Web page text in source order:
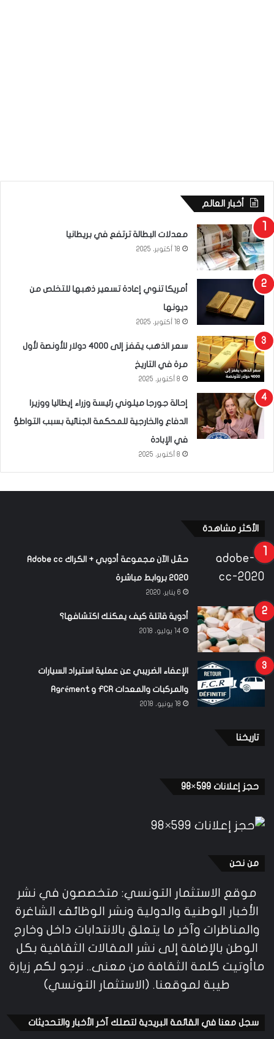
أخبار العالم
معدلات البطالة ترتفع في بريطانيا
18 أكتوبر، 2025
أمريكا تنوي إعادة تسعير ذهبها للتخلص من
ديونها
18 أكتوبر، 2025
سعر الذهب يقفز إلى 4000 دولار للأونصة لأول
مرة في التاريخ
8 أكتوبر، 2025
إحالة جورجا ميلوني رئيسة وزراء إيطاليا ووزيرا
الدفاع والخارجية للمحكمة الجنائية بسبب التواطؤ
في الإبادة
8 أكتوبر، 2025
الأكثر مشاهدة
حمّل الآن مجموعة أدوبي + الكراك Adobe cc
2020 بروابط مباشرة
6 يناير، 2020
أدوية قاتلة كيف يمكنك اكتشافها؟
14 يوليو، 2018
الإعفاء الضريبي عن عملية استيراد السيارات
والمركبات والمعدات FCR و Agrément
18 يونيو، 2018
تاريخنا
حجز إعلانات 599×98
من نحن
موقع الاستثمار التونسي: متخصصون في نشر
الأخبار الوطنية والدولية ونشر الوظائف الشاغرة
والمناظرات وآخر ما يتعلق بالانتدابات داخل وخارج
الوطن بالإضافة إلى نشر المقالات الثقافية بكل
ماأوتيت كلمة الثقافة من معنى.. نرجو لكم زيارة
طيبة لموقعنا. (الاستثمار التونسي)
سجل معنا في القائمة البريدية لتصلك آخر الأخبار والتحديثات